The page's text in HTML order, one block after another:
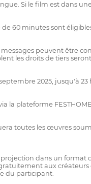
Si le film est dans
60 minutes sont
peuvent être
les droits de tiers
2025, jusqu'à 23
la plateforme FESTHOME.
toutes les œuvres
dans un format
aux
du participant.